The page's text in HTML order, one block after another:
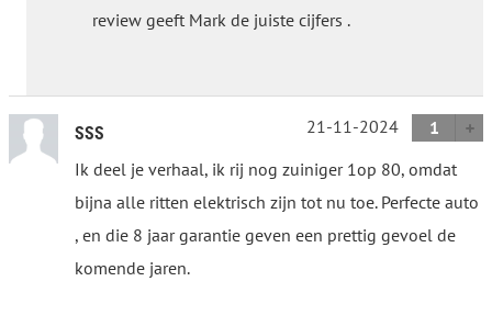
review geeft Mark de juiste cijfers .
SSS 21-11-2024
1
Ik deel je verhaal, ik rij nog zuiniger 1op 80, omdat
bijna alle ritten elektrisch zijn tot nu toe. Perfecte auto
, en die 8 jaar garantie geven een prettig gevoel de
komende jaren.